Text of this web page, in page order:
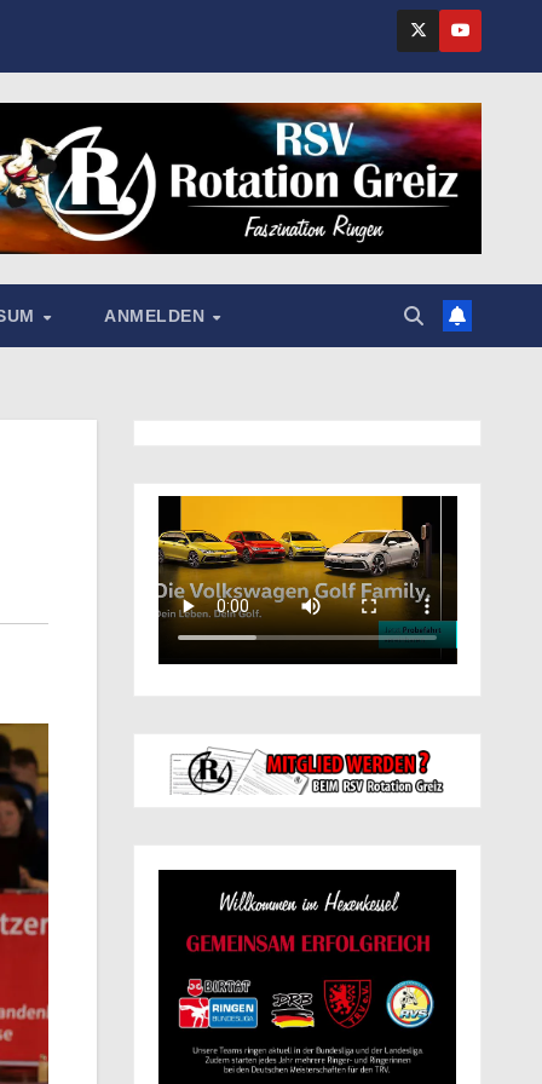
ANMELDEN